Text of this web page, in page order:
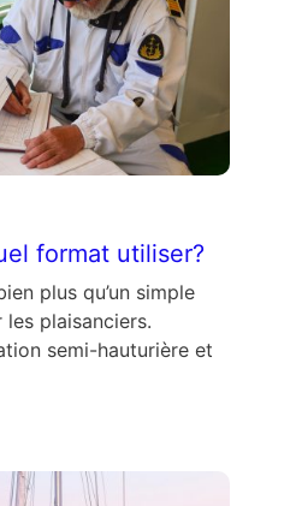
format utiliser?
plus qu’un simple
plaisanciers.
semi-hauturière et